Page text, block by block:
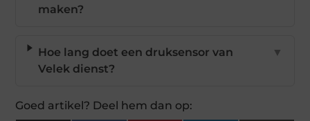
maken?
Hoe lang doet een druksensor van
Velek dienst?
▼
Goed artikel? Deel hem dan op: